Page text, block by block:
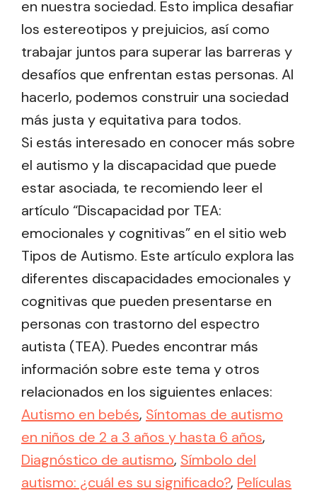
en nuestra sociedad. Esto implica desafiar
los estereotipos y prejuicios, así como
trabajar juntos para superar las barreras y
desafíos que enfrentan estas personas. Al
hacerlo, podemos construir una sociedad
más justa y equitativa para todos.
Si estás interesado en conocer más sobre
el autismo y la discapacidad que puede
estar asociada, te recomiendo leer el
artículo “Discapacidad por TEA:
emocionales y cognitivas” en el sitio web
Tipos de Autismo. Este artículo explora las
diferentes discapacidades emocionales y
cognitivas que pueden presentarse en
personas con trastorno del espectro
autista (TEA). Puedes encontrar más
información sobre este tema y otros
relacionados en los siguientes enlaces:
Autismo en bebés, Síntomas de autismo
en niños de 2 a 3 años y hasta 6 años,
Diagnóstico de autismo, Símbolo del
autismo: ¿cuál es su significado?, Películas